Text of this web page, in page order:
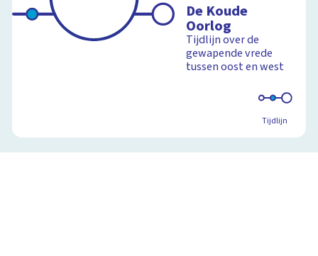
De Koude
Oorlog
Tijdlijn over de
gewapende vrede
tussen oost en west
Tijdlijn